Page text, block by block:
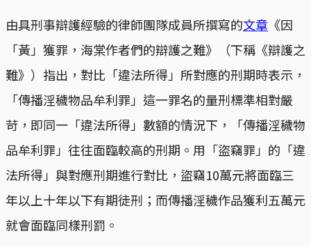
由具刑事辯護經驗的律師團隊成員所撰寫的文章 《因
「黃」獲罪，海棠作者們的辯護之難》（下稱《辯護之
難》）指出，對比「違法所得」所對應的刑期時表示，
「傳播淫穢物品牟利罪」這一罪名的量刑標準相對嚴
苛，即同一「違法所得」數額的情況下，「傳播淫穢物
品牟利罪」往往面臨較高的刑期。用「盜竊罪」的「違
法所得」與對應刑期進行對比，盜竊10萬元將面臨三
年以上十年以下有期徒刑；而傳播淫穢作品獲利五萬元
就會面臨同樣刑罰。